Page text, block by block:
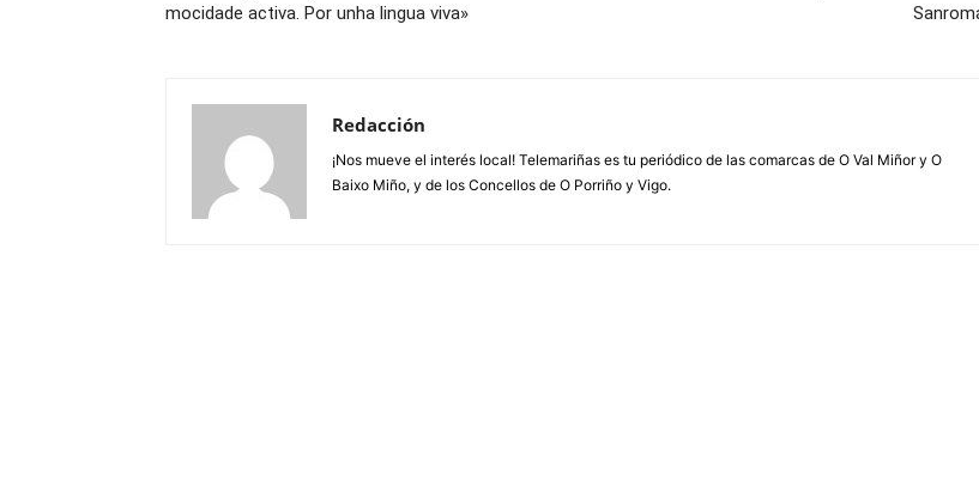
mocidade activa. Por unha lingua viva»
Redacción
¡Nos mueve el interés local! Telemariñas es tu periódico de las comarcas de O Val Miñor y O
Baixo Miño, y de los Concellos de O Porriño y Vigo.